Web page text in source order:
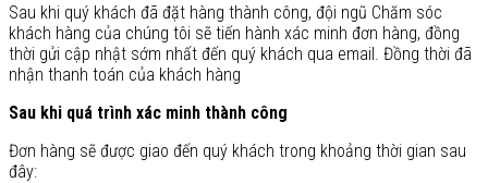
Sau khi quý khách đã đặt hàng thành công, đội ngũ Chăm sóc
khách hàng của chúng tôi sẽ tiến hành xác minh đơn hàng, đồng
thời gửi cập nhật sớm nhất đến quý khách qua email. Đồng thời đã
nhận thanh toán của khách hàng
Sau khi quá trình xác minh thành công
Đơn hàng sẽ được giao đến quý khách trong khoảng thời gian sau
đây: